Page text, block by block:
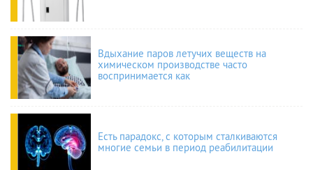
Вдыхание паров летучих веществ на
химическом производстве часто
воспринимается как
Есть парадокс, с которым сталкиваются
многие семьи в период реабилитации